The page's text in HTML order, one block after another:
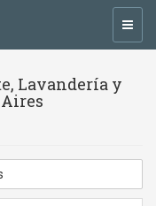
Lavandería y